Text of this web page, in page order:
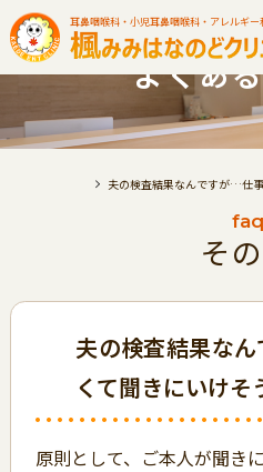
耳鼻咽喉科・小児耳鼻咽喉科・アレルギー
よくあ
夫の検査結果なんですが…仕
faq
そ
夫の検査結果な
くて聞きにいけ
原則として、ご本人が聞き